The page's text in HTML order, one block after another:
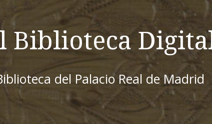
Biblioteca
del Palacio Real de Madrid